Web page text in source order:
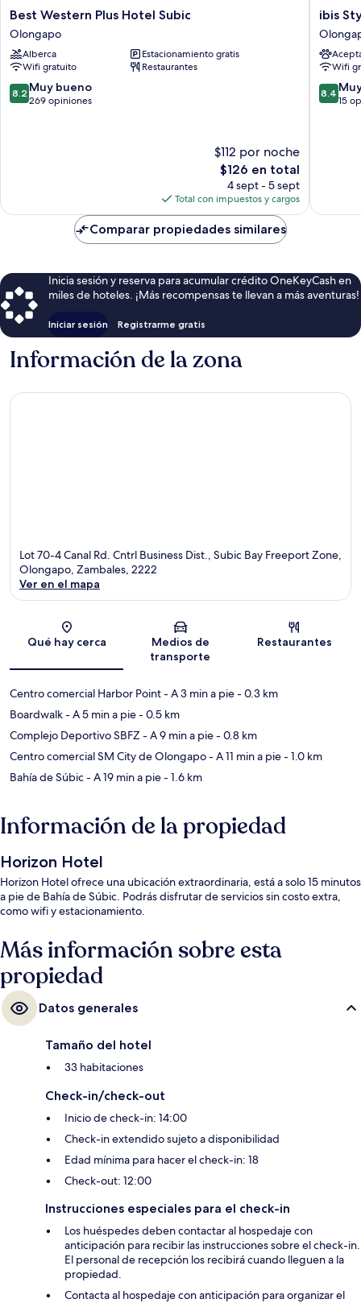
Best
Western
Plus
Hotel
Subic
Olongapo
Best Western Plus Hotel Subic
Olongapo
Alberca
Estacionamiento gratis
Wifi gratuito
Restaurantes
8.2
de
8.2 Muy bueno
269 opiniones
$112 por noche
El
precio
actual
es
de
$126
$126 en total
4 sept - 5 sept
Total con impuestos y cargos
ibis
Styles
Subic
ibis
Wifi
8.4
de
8.4
15
Comparar propiedades similares
Inicia sesión y reserva para acumular crédito OneKeyCash en
miles de hoteles. ¡Más recompensas te llevan a más aventuras!
Iniciar sesión Registrarme gratis
Información de la zona
Lot 70-4 Canal Rd. Cntrl Business Dist., Subic Bay Freeport Zone,
Olongapo, Zambales, 2222
Ver en el mapa
Qué hay cerca
Medios de
transporte
Restaurantes
Centro comercial Harbor Point- A 3 min a pie- 0.3 km
Boardwalk- A 5 min a pie- 0.5 km
Complejo Deportivo SBFZ - A 9 min a pie- 0.8 km
Centro comercial SM City de Olongapo- A 11 min a pie- 1.0 km
Bahía de Súbic- A 19 min a pie- 1.6 km
Información de la propiedad
Horizon Hotel
Horizon Hotel ofrece una ubicación extraordinaria, está a solo 15 minutos
a pie de Bahía de Súbic. Podrás disfrutar de servicios sin costo extra,
como wifi y estacionamiento.
Más información sobre esta
propiedad
Datos generales
Tamaño del hotel
33 habitaciones
Check-in/check-out
Inicio de check-in: 14:00
Check-in extendido sujeto a disponibilidad
Edad mínima para hacer el check-in: 18
Check-out: 12:00
Instrucciones especiales para el check-in
Los huéspedes deben contactar al hospedaje con
anticipación para recibir las instrucciones sobre el check-in.
El personal de recepción los recibirá cuando lleguen a la
propiedad.
Contacta al hospedaje con anticipación para organizar el